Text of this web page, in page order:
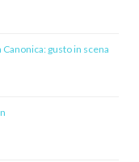
gusto in scena